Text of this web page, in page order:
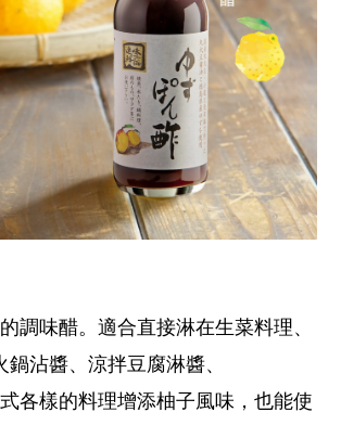
調味醋。適合直接淋在生菜料理、
鍋沾醬、涼拌豆腐淋醬、
各樣的料理增添柚子風味，也能使